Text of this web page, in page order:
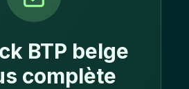
BTP belge
complète